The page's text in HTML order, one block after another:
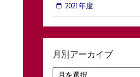
2021年度
月別アーカイブ